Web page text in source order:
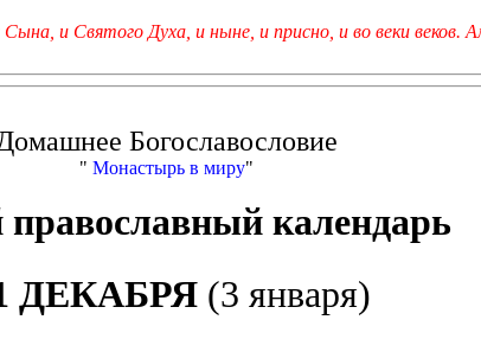
и Святого Духа, и ныне, и присно, и во веки веков.
Богославословие
" Монастырь в миру"
календарь
ДЕКАБРЯ(3 января)